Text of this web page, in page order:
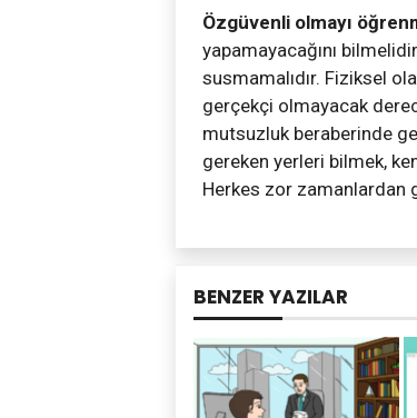
Özgüvenli olmayı
yapamayacağını
susmamalıdır. Fiziksel
gerçekçi olmayacak
mutsuzluk beraberinde
gereken yerleri bilmek,
Herkes zor zamanlardan
BENZER YAZILAR